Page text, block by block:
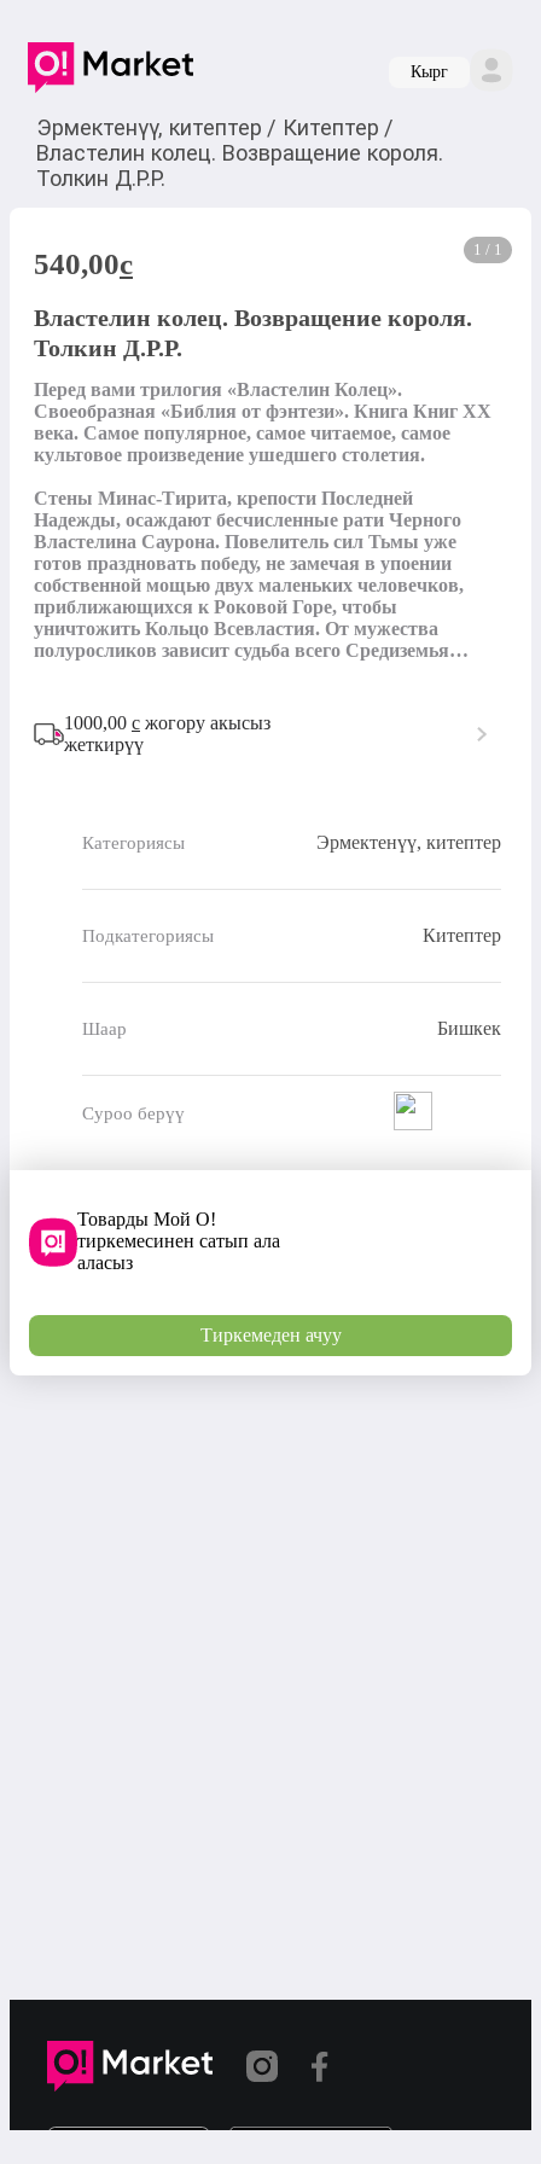
Кырг
Эрмектенүү, китептер / Китептер /
Властелин колец. Возвращение короля.
Толкин Д.Р.Р.
1 / 1
540,00c
Властелин колец. Возвращение короля.
Толкин Д.Р.Р.
Перед вами трилогия «Властелин Колец».
Своеобразная «Библия от фэнтези». Книга Книг ХХ
века. Самое популярное, самое читаемое, самое
культовое произведение ушедшего столетия.
Стены Минас-Тирита, крепости Последней
Надежды, осаждают бесчисленные рати Черного
Властелина Саурона. Повелитель сил Тьмы уже
готов праздновать победу, не замечая в упоении
собственной мощью двух маленьких человечков,
приближающихся к Роковой Горе, чтобы
уничтожить Кольцо Всевластия. От мужества
полуросликов зависит судьба всего Средиземья…
1000,00 с жогору акысыз
жеткирүү
Категориясы Эрмектенүү, китептер
Подкатегориясы Китептер
Шаар Бишкек
Суроо берүү
Товарды Мой О!
тиркемесинен сатып ала
аласыз
Тиркемеден ачуу